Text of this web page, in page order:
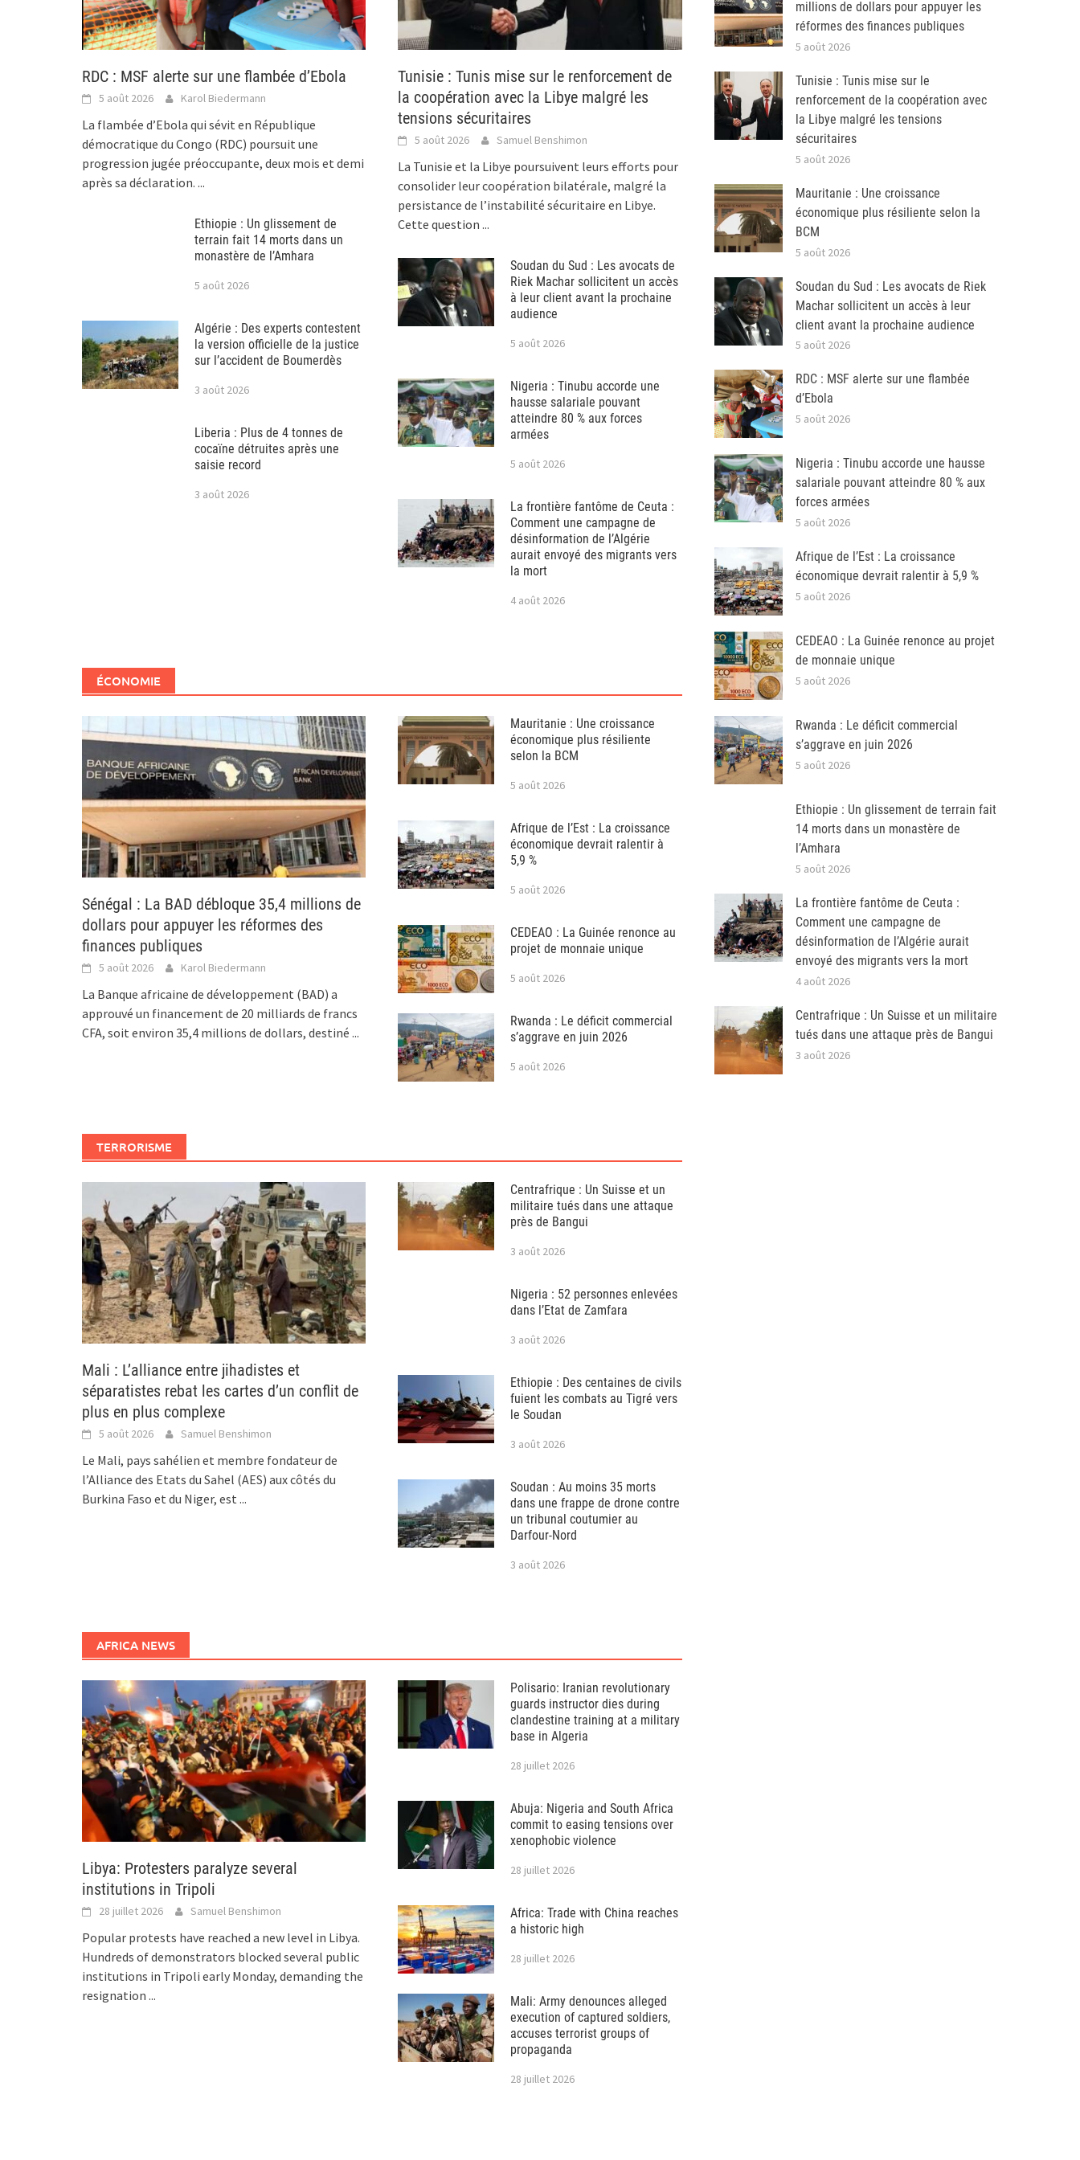
RDC : MSF alerte sur une flambée d’Ebola
5 août 2026 Karol Biedermann
La flambée d’Ebola qui sévit en République
démocratique du Congo (RDC) poursuit une
progression jugée préoccupante, deux mois et demi
après sa déclaration. ...
Ethiopie : Un glissement de
terrain fait 14 morts dans un
monastère de l’Amhara
5 août 2026
Algérie : Des experts contestent
la version officielle de la justice
sur l’accident de Boumerdès
3 août 2026
Liberia : Plus de 4 tonnes de
cocaïne détruites après une
saisie record
3 août 2026
Tunisie : Tunis mise sur le renforcement de
la coopération avec la Libye malgré les
tensions sécuritaires
5 août 2026 Samuel Benshimon
La Tunisie et la Libye poursuivent leurs efforts pour
consolider leur coopération bilatérale, malgré la
persistance de l’instabilité sécuritaire en Libye.
Cette question...
Soudan du Sud : Les avocats de
Riek Machar sollicitent un accès
à leur client avant la prochaine
audience
5 août 2026
Nigeria : Tinubu accorde une
hausse salariale pouvant
atteindre 80 % aux forces
armées
5 août 2026
La frontière fantôme de Ceuta :
Comment une campagne de
désinformation de l’Algérie
aurait envoyé des migrants vers
la mort
4 août 2026
ÉCONOMIE
Sénégal : La BAD débloque 35,4 millions de
dollars pour appuyer les réformes des
finances publiques
5 août 2026 Karol Biedermann
La Banque africaine de développement (BAD) a
approuvé un financement de 20 milliards de francs
CFA, soit environ 35,4 millions de dollars, destiné ...
Mauritanie : Une croissance
économique plus résiliente
selon la BCM
5 août 2026
Afrique de l’Est : La croissance
économique devrait ralentir à
5,9 %
5 août 2026
CEDEAO : La Guinée renonce au
projet de monnaie unique
5 août 2026
Rwanda : Le déficit commercial
s’aggrave en juin 2026
5 août 2026
TERRORISME
Mali : L’alliance entre jihadistes et
séparatistes rebat les cartes d’un conflit de
plus en plus complexe
5 août 2026 Samuel Benshimon
Le Mali, pays sahélien et membre fondateur de
l’Alliance des Etats du Sahel (AES) aux côtés du
Burkina Faso et du Niger, est ...
Centrafrique : Un Suisse et un
militaire tués dans une attaque
près de Bangui
3 août 2026
Nigeria : 52 personnes enlevées
dans l’Etat de Zamfara
3 août 2026
Ethiopie : Des centaines de civils
fuient les combats au Tigré vers
le Soudan
3 août 2026
Soudan : Au moins 35 morts
dans une frappe de drone contre
un tribunal coutumier au
Darfour-Nord
3 août 2026
AFRICA NEWS
Libya: Protesters paralyze several
institutions in Tripoli
28 juillet 2026 Samuel Benshimon
Popular protests have reached a new level in Libya.
Hundreds of demonstrators blocked several public
institutions in Tripoli early Monday, demanding the
resignation ...
Polisario: Iranian revolutionary
guards instructor dies during
clandestine training at a military
base in Algeria
28 juillet 2026
Abuja: Nigeria and South Africa
commit to easing tensions over
xenophobic violence
28 juillet 2026
Africa: Trade with China reaches
a historic high
28 juillet 2026
Mali: Army denounces alleged
execution of captured soldiers,
accuses terrorist groups of
propaganda
28 juillet 2026
millions de dollars pour appuyer les
réformes des finances publiques
5 août 2026
Tunisie : Tunis mise sur le
renforcement de la coopération avec
la Libye malgré les tensions
sécuritaires
5 août 2026
Mauritanie : Une croissance
économique plus résiliente selon la
BCM
5 août 2026
Soudan du Sud : Les avocats de Riek
Machar sollicitent un accès à leur
client avant la prochaine audience
5 août 2026
RDC : MSF alerte sur une flambée
d’Ebola
5 août 2026
Nigeria : Tinubu accorde une hausse
salariale pouvant atteindre 80 % aux
forces armées
5 août 2026
Afrique de l’Est : La croissance
économique devrait ralentir à 5,9 %
5 août 2026
CEDEAO : La Guinée renonce au projet
de monnaie unique
5 août 2026
Rwanda : Le déficit commercial
s’aggrave en juin 2026
5 août 2026
Ethiopie : Un glissement de terrain fait
14 morts dans un monastère de
l’Amhara
5 août 2026
La frontière fantôme de Ceuta :
Comment une campagne de
désinformation de l’Algérie aurait
envoyé des migrants vers la mort
4 août 2026
Centrafrique : Un Suisse et un militaire
tués dans une attaque près de Bangui
3 août 2026